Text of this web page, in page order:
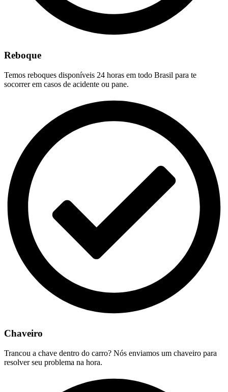
Reboque
Temos reboques disponíveis 24 horas em todo Brasil para te
socorrer em casos de acidente ou pane.
Chaveiro
Trancou a chave dentro do carro? Nós enviamos um chaveiro para
resolver seu problema na hora.